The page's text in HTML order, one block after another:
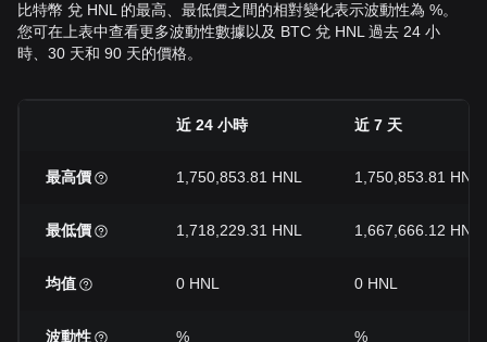
比特幣 兌 HNL 的最高、最低價之間的相對變化表示波動性為 %。
您可在上表中查看更多波動性數據以及 BTC 兌 HNL 過去 24 小
時、30 天和 90 天的價格。
近 24 小時 近 7 天
最高價 1,750,853.81 HNL 1,750,853.81 HNL
最低價 1,718,229.31 HNL 1,667,666.12 HNL
均值 0 HNL 0 HNL
波動性 % %